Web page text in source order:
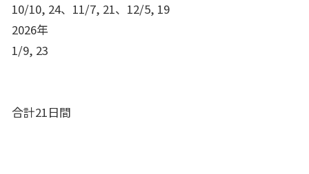
10/10, 24、11/7, 21、12/5, 19
2026年
1/9, 23
合計21日間